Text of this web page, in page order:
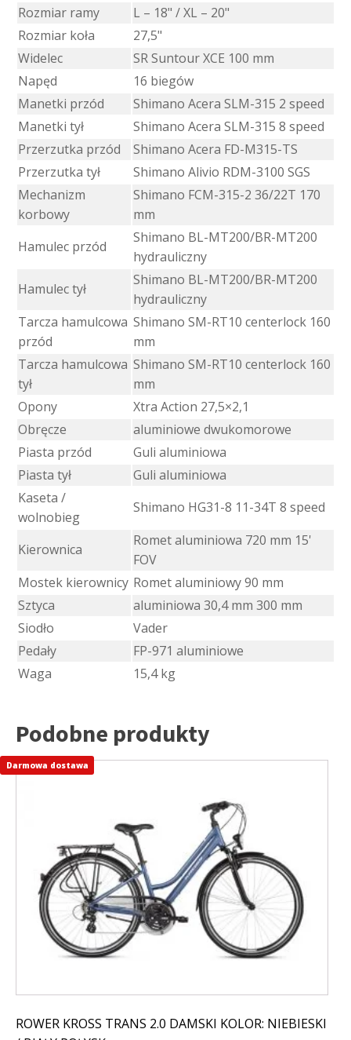
Rozmiar ramy
L – 18" / XL – 20"
Rozmiar koła
27,5"
Widelec
SR Suntour XCE 100 mm
Napęd
16 biegów
Manetki przód
Shimano Acera SLM-315 2 speed
Manetki tył
Shimano Acera SLM-315 8 speed
Przerzutka przód
Shimano Acera FD-M315-TS
Przerzutka tył
Shimano Alivio RDM-3100 SGS
Mechanizm
korbowy
Shimano FCM-315-2 36/22T 170
mm
Hamulec przód
Shimano BL-MT200/BR-MT200
hydrauliczny
Hamulec tył
Shimano BL-MT200/BR-MT200
hydrauliczny
Tarcza hamulcowa
przód
Shimano SM-RT10 centerlock 160
mm
Tarcza hamulcowa
tył
Shimano SM-RT10 centerlock 160
mm
Opony
Xtra Action 27,5×2,1
Obręcze
aluminiowe dwukomorowe
Piasta przód
Guli aluminiowa
Piasta tył
Guli aluminiowa
Kaseta /
wolnobieg
Shimano HG31-8 11-34T 8 speed
Kierownica
Romet aluminiowa 720 mm 15'
FOV
Mostek kierownicy Romet aluminiowy 90 mm
Sztyca
aluminiowa 30,4 mm 300 mm
Siodło
Vader
Pedały
FP-971 aluminiowe
Waga
15,4 kg
Podobne produkty
ROWER KROSS TRANS 2.0 DAMSKI KOLOR: NIEBIESKI
Ten
wariantów.
można
wybrać
stronie
Darmowa dostawa